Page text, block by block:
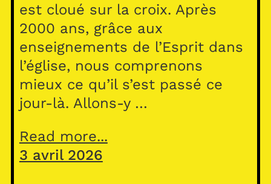
est cloué sur la croix. Après
2000 ans, grâce aux
enseignements de l’Esprit dans
l’église, nous comprenons
mieux ce qu’il s’est passé ce
jour-là. Allons-y …
Read more...
3 avril 2026